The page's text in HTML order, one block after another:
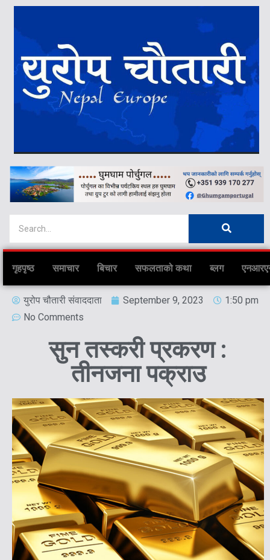
गृहपृष्ठ समाचार बिचार सफलताको कथा ब्लग
युरोप चौतारी संवाददाता September 9, 2023
1:50 pm
No Comments
सुन तस्करी प्रकरण :
तीनजना पक्राउ